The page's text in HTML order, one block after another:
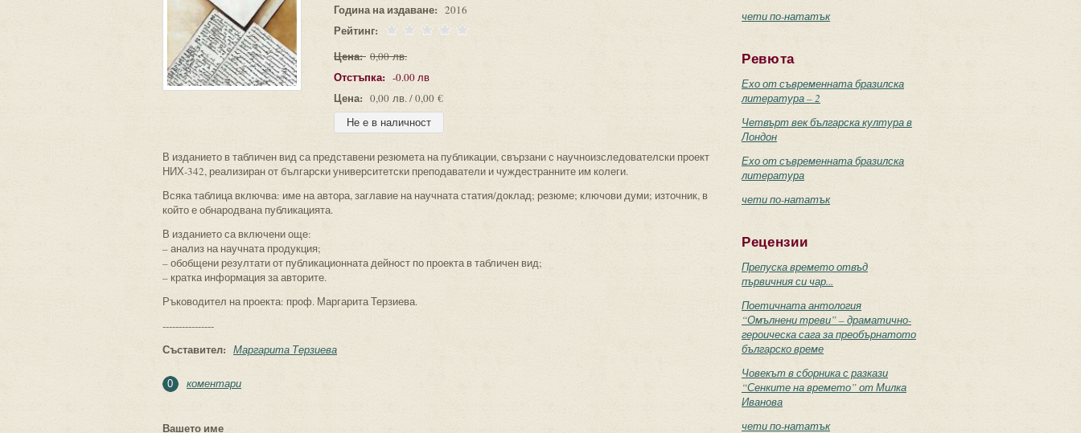
Година на издаване: 2016
Рейтинг:
Цена: 0,00 лв.
Отстъпка: -0.00 лв
Цена: 0,00 лв. / 0,00 €
В изданието в табличен вид са представени резюмета на публикации, свързани с научноизследователски проект
НИХ-342, реализиран от български университетски преподаватели и чуждестранните им колеги.
Всяка таблица включва: име на автора, заглавие на научната статия/доклад; резюме; ключови думи; източник, в
който е обнародвана публикацията.
В изданието са включени още:
– анализ на научната продукция;
– обобщени резултати от публикационната дейност по проекта в табличен вид;
– кратка информация за авторите.
Ръководител на проекта: проф. Маргарита Терзиева.
----------------
Съставител: Маргарита Терзиева
0 коментари
Вашето име
чети по-нататък
Ревюта
Ехо от съвременната бразилска
литература – 2
Четвърт век българска култура в
Лондон
Ехо от съвременната бразилска
литература
чети по-нататък
Рецензии
Препуска времето отвъд
първичния си чар...
Поетичната антология
“Омълнени треви” – драматично-
героическа сага за преобърнатото
българско време
Човекът в сборника с разкази
“Сенките на времето” от Милка
Иванова
чети по-нататък